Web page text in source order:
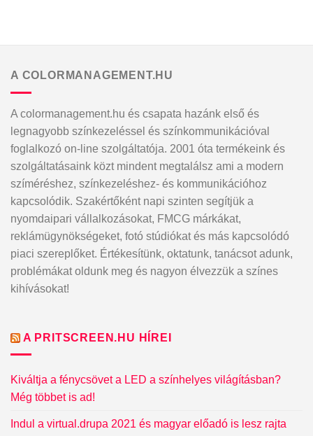
a
termékoldalon
választhatók
ki
A COLORMANAGEMENT.HU
A colormanagement.hu és csapata hazánk első és
legnagyobb színkezeléssel és színkommunikációval
foglalkozó on-line szolgáltatója. 2001 óta termékeink és
szolgáltatásaink közt mindent megtalálsz ami a modern
szíméréshez, színkezeléshez- és kommunikációhoz
kapcsolódik. Szakértőként napi szinten segítjük a
nyomdaipari vállalkozásokat, FMCG márkákat,
reklámügynökségeket, fotó stúdiókat és más kapcsolódó
piaci szereplőket. Értékesítünk, oktatunk, tanácsot adunk,
problémákat oldunk meg és nagyon élvezzük a színes
kihívásokat!
A PRITSCREEN.HU HÍREI
Kiváltja a fénycsövet a LED a színhelyes világításban?
Még többet is ad!
Indul a virtual.drupa 2021 és magyar előadó is lesz rajta